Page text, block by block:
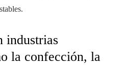
industrias
la confección, la